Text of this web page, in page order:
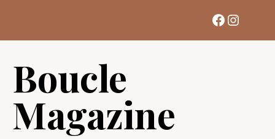
contenu
Facebook
Boucle
Magazine